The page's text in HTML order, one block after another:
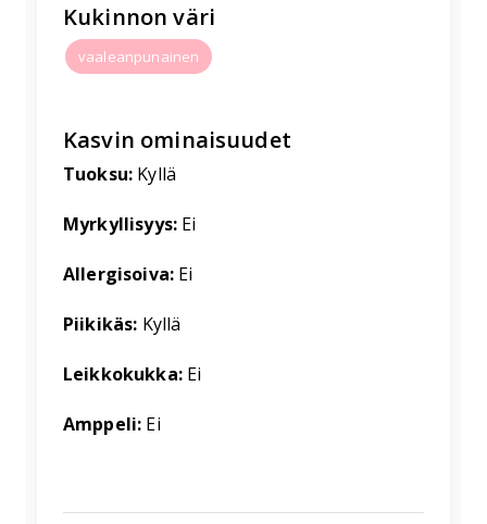
Kukinnon väri
vaaleanpunainen
Kasvin ominaisuudet
Tuoksu: Kyllä
Myrkyllisyys: Ei
Allergisoiva: Ei
Piikikäs: Kyllä
Leikkokukka: Ei
Amppeli: Ei